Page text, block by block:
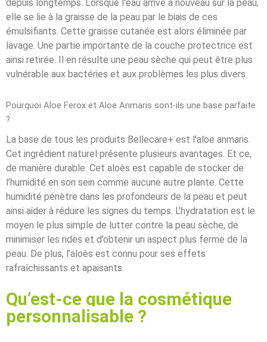
depuis longtemps. Lorsque l’eau arrive à nouveau sur la peau,
elle se lie à la graisse de la peau par le biais de ces
émulsifiants. Cette graisse cutanée est alors éliminée par
lavage. Une partie importante de la couche protectrice est
ainsi retirée. Il en résulte une peau sèche qui peut être plus
vulnérable aux bactéries et aux problèmes les plus divers.
Pourquoi Aloe Ferox et Aloe Anmaris sont-ils une base parfaite
?
La base de tous les produits Bellecare+ est l’aloe anmaris.
Cet ingrédient naturel présente plusieurs avantages. Et ce,
de manière durable. Cet aloès est capable de stocker de
l’humidité en son sein comme aucune autre plante. Cette
humidité pénètre dans les profondeurs de la peau et peut
ainsi aider à réduire les signes du temps. L’hydratation est le
moyen le plus simple de lutter contre la peau sèche, de
minimiser les rides et d’obtenir un aspect plus ferme de la
peau. De plus, l’aloès est connu pour ses effets
rafraîchissants et apaisants.
Qu’est-ce que la cosmétique
personnalisable ?